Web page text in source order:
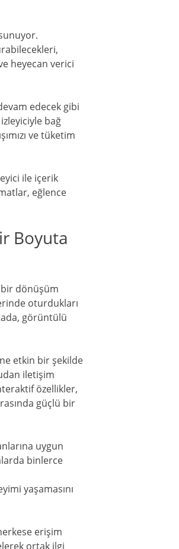
heyecan verici
edecek gibi
bağ
ve tüketim
ile içerik
eğlence
Boyuta
dönüşüm
oturdukları
görüntülü
etkin bir şekilde
iletişim
özellikler,
güçlü bir
uygun
binlerce
yaşamasını
erişim
ortak ilgi